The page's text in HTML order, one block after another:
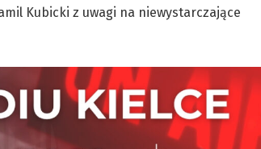
Kubicki z uwagi na niewystarczające